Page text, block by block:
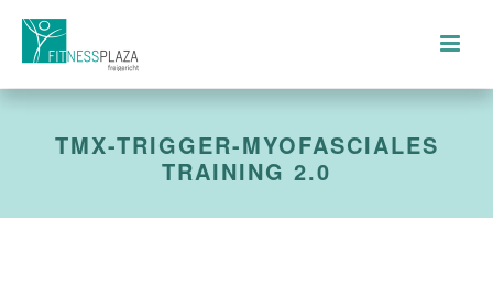
TMX-TRIGGER-MYOFASCIALES
TRAINING 2.0